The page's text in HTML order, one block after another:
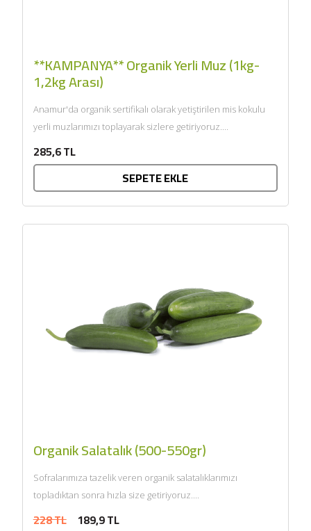
**KAMPANYA** Organik Yerli Muz (1kg-
1,2kg Arası)
Anamur'da organik sertifikalı olarak yetiştirilen mis kokulu
yerli muzlarımızı toplayarak sizlere getiriyoruz....
285,6 TL
SEPETE EKLE
Organik Salatalık (500-550gr)
Sofralarımıza tazelik veren organik salatalıklarımızı
topladıktan sonra hızla size getiriyoruz....
228 TL 189,9 TL